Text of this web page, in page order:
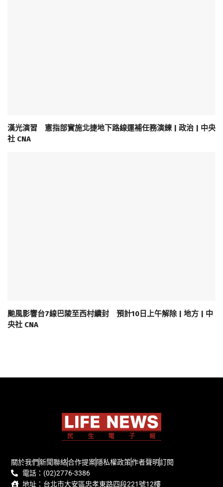
漢光演習 憲指部實施北捷地下路線運補任務演練 | 政治 | 中央
社 CNA
颱風影響台7線巴陵至西村續封 預計10日上午解除 | 地方 | 中
央社 CNA
關於我們新聞聯絡合作提案隱私權政策作者聲明訂閱
電話：(02)2776-3386
地址：台北市大安區忠孝東路四段221號12樓